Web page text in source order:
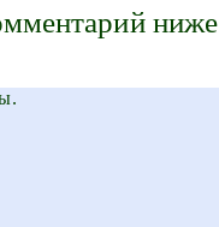
ниже